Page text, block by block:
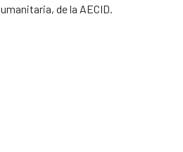
de la AECID.